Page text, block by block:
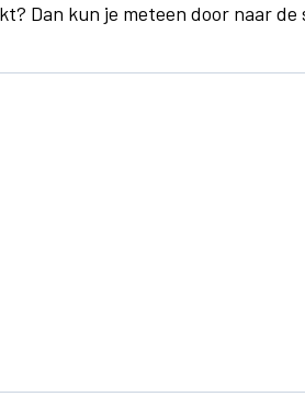
Dan kun je meteen door naar